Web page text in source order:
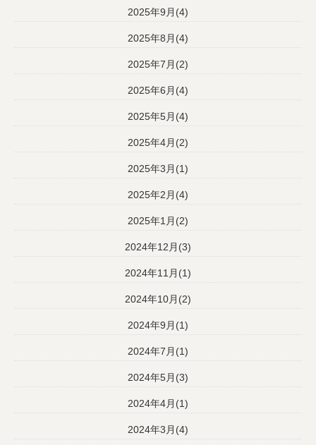
2025年9月(4)
2025年8月(4)
2025年7月(2)
2025年6月(4)
2025年5月(4)
2025年4月(2)
2025年3月(1)
2025年2月(4)
2025年1月(2)
2024年12月(3)
2024年11月(1)
2024年10月(2)
2024年9月(1)
2024年7月(1)
2024年5月(3)
2024年4月(1)
2024年3月(4)